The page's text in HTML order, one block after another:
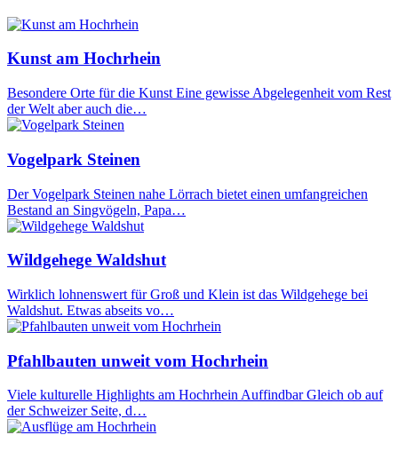
Kunst am Hochrhein
Besondere Orte für die Kunst Eine gewisse Abgelegenheit vom Rest
der Welt aber auch die…
Vogelpark Steinen
Der Vogelpark Steinen nahe Lörrach bietet einen umfangreichen
Bestand an Singvögeln, Papa…
Wildgehege Waldshut
Wirklich lohnenswert für Groß und Klein ist das Wildgehege bei
Waldshut. Etwas abseits vo…
Pfahlbauten unweit vom Hochrhein
Viele kulturelle Highlights am Hochrhein Auffindbar Gleich ob auf
der Schweizer Seite, d…